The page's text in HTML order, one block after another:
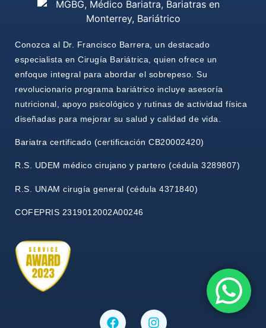
Conozca al Dr. Francisco Barrera, un destacado
especialista en Cirugía Bariátrica, quien ofrece un
enfoque integral para abordar el sobrepeso. Su
revolucionario programa bariátrico incluye asesoría
nutricional, apoyo psicológico y rutinas de actividad física
diseñadas para mejorar su salud y calidad de vida.
Bariatra certificado (certificación CB20002420)
R.S. UDEM médico cirujano y partero (cédula 3289807)
R.S. UNAM cirugía general (cédula 4371840)
COFEPRIS 2319012002A00246